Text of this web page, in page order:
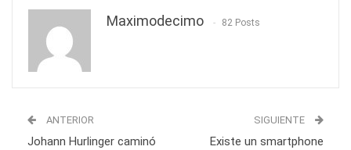
Maximodecimo 82 Posts
ANTERIOR
Johann Hurlinger caminó
SIGUIENTE
Existe un smartphone